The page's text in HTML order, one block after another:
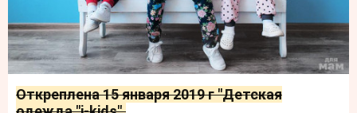
Откреплена 15 января 2019 г "Детская